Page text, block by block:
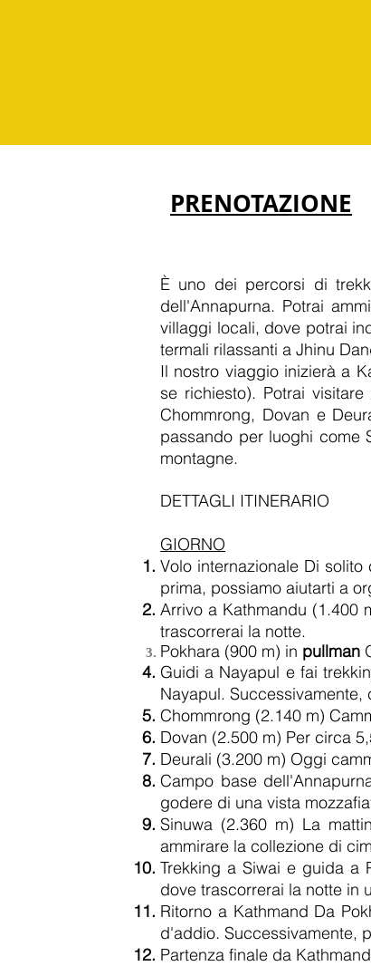
PRENOTAZIONE
È uno dei percorsi di
dell'Annapurna. Potrai
villaggi locali, dove potrai
termali rilassanti a Jhinu
Il nostro viaggio inizierà a
se richiesto). Potrai
Chommrong, Dovan e
passando per luoghi come
montagne.
DETTAGLI ITINERARIO
GIORNO
Volo internazionale Di
prima, possiamo aiutarti a
Arrivo a Kathmandu (1.400
trascorrerai la notte.
Pokhara (900 m) in pullman
Guidi a Nayapul e fai
Nayapul.
Chommrong (2.140 m)
Dovan (2.500 m) Per circa
Deurali (3.200 m) Oggi
Campo base
godere di una vista
Sinuwa (2.360 m) La
ammirare la collezione di
Trekking a Siwai e guida a
dove trascorrerai la notte in
Ritorno a Kathmand Da
d'addio. Successivamente,
Partenza finale da